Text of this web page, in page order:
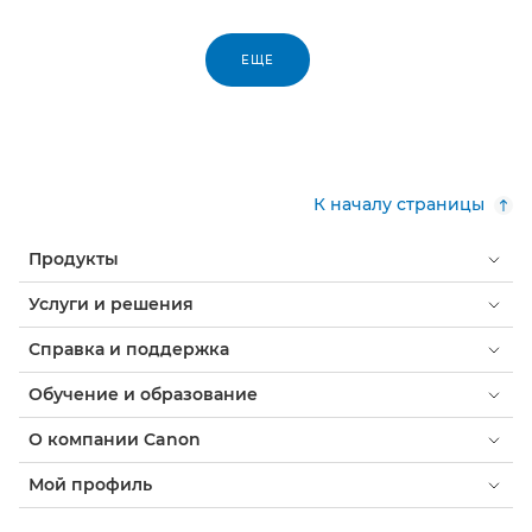
ЕЩЕ
К началу страницы
Продукты
Услуги и решения
Справка и поддержка
Обучение и образование
О компании Canon
Мой профиль